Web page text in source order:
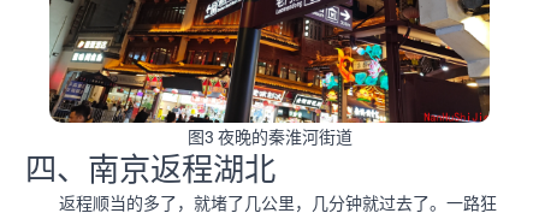
图3 夜晚的秦淮河街道
四、南京返程湖北
返程顺当的多了，就堵了几公里，几分钟就过去了。一路狂